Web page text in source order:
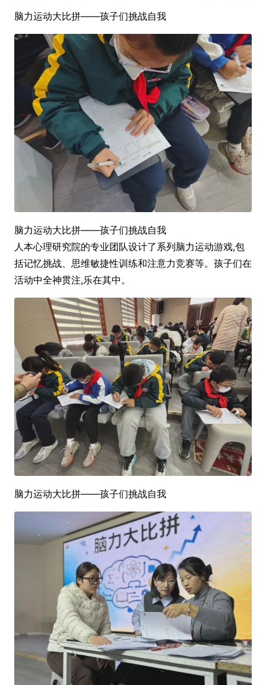
脑力运动大比拼——孩子们挑战自我
脑力运动大比拼——孩子们挑战自我
人本心理研究院的专业团队设计了系列脑力运动游戏,包
括记忆挑战、思维敏捷性训练和注意力竞赛等。孩子们在
活动中全神贯注,乐在其中。
脑力运动大比拼——孩子们挑战自我